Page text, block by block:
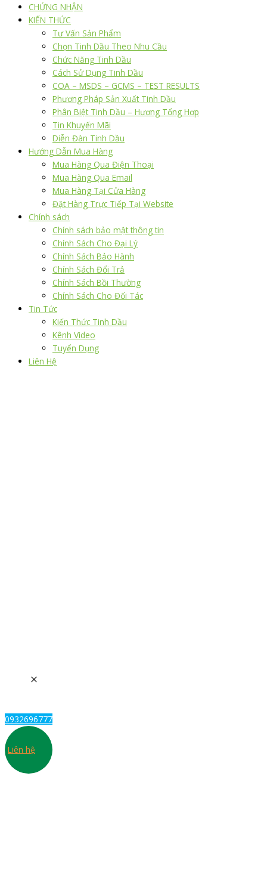
CHỨNG NHẬN
KIẾN THỨC
Tư Vấn Sản Phẩm
Chọn Tinh Dầu Theo Nhu Cầu
Chức Năng Tinh Dầu
Cách Sử Dụng Tinh Dầu
COA – MSDS – GCMS – TEST RESULTS
Phương Pháp Sản Xuất Tinh Dầu
Phân Biệt Tinh Dầu – Hương Tổng Hợp
Tin Khuyến Mãi
Diễn Đàn Tinh Dầu
Hướng Dẫn Mua Hàng
Mua Hàng Qua Điện Thoại
Mua Hàng Qua Email
Mua Hàng Tại Cửa Hàng
Đặt Hàng Trực Tiếp Tại Website
Chính sách
Chính sách bảo mật thông tin
Chính Sách Cho Đại Lý
Chính Sách Bảo Hành
Chính Sách Đổi Trả
Chính Sách Bồi Thường
Chính Sách Cho Đối Tác
Tin Tức
Kiến Thức Tinh Dầu
Kênh Video
Tuyển Dụng
Liên Hệ
0932696777
Liên hệ